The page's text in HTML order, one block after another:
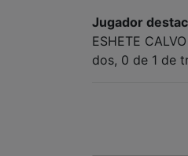
Jugador
ESHETE
dos, 0 de 1 de